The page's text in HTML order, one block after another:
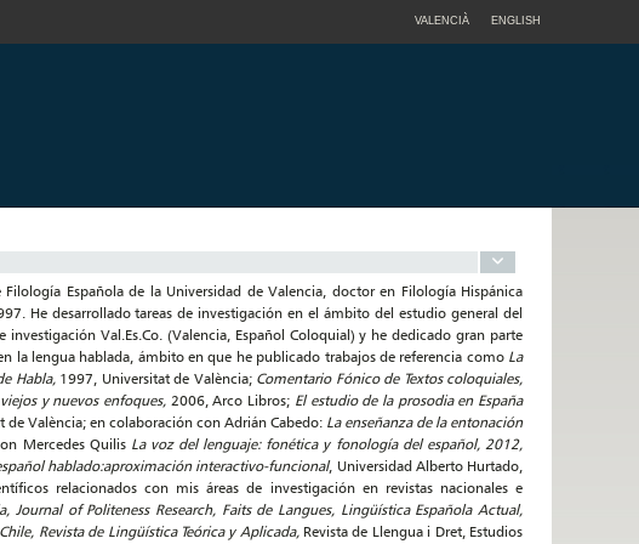
VALENCIÀ ENGLISH
Española de la Universidad de Valencia, doctor en Filología Hispánica
He desarrollado tareas de investigación en el ámbito del estudio general del
Val.Es.Co. (Valencia, Español Coloquial) y he dedicado gran parte
la lengua hablada, ámbito en que he publicado trabajos de referencia como La
Habla,1997, Universitat de València; Comentario Fónico de Textos coloquiales,
y nuevos enfoques, 2006, Arco Libros; El estudio de la prosodia en España
de València; en colaboración con Adrián Cabedo: La enseñanza de la entonación
Mercedes Quilis La voz del lenguaje: fonética y fonología del español, 2012,
hablado:aproximación interactivo-funcional, Universidad Alberto Hurtado,
relacionados con mis áreas de investigación en revistas nacionales e
Journal of Politeness Research, Faits de Langues, Lingüística Española Actual,
Revista de Lingüística Teórica y Aplicada,Revista de Llengua i Dret, Estudios